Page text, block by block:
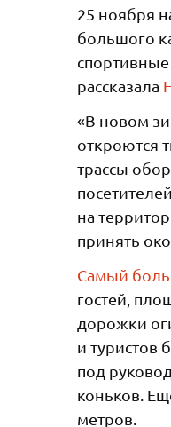
25 ноября
большого
рассказала
«В новом
откроются
трассы
на
принять
Самый
гостей,
дорожки
и туристов
под
коньков.
метров.